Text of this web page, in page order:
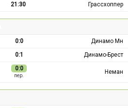
21:30 Грассхоппер
0:0
Динамо Мн
0:1 Динамо-Брест
0:0
пер.
Неман